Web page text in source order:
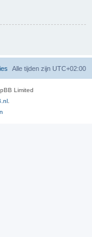
Alle tijden zijn UTC+02:00
Limited